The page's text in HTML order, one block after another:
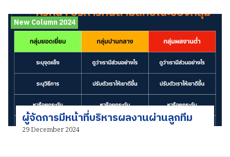
New Column 2024
ผู้จัดการมีหน้าที่บริหารผลงานผ่านลูกทีม
29 December 2024